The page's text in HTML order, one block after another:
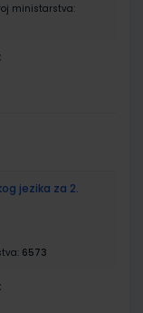
ministarstva:
jezika za 2.
6573